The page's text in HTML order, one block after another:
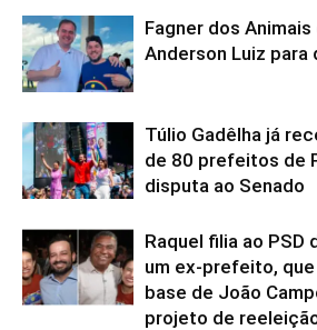
Fagner dos
Anderson Luiz
Túlio Gadêlha já
de 80 prefeitos de
disputa ao Senado
Raquel filia ao
um ex-prefeito,
base de João
projeto de